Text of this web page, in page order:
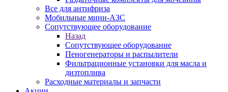
Все для антифриза
Мобильные мини-АЗС
Сопутствующее оборудование
Назад
Сопутствующее оборудование
Пеногенераторы и распылители
Фильтрационные установки для масла и
дизтоплива
Расходные материалы и запчасти